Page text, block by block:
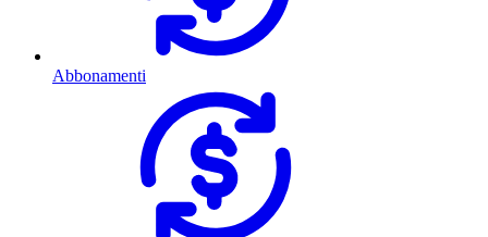
Abbonamenti